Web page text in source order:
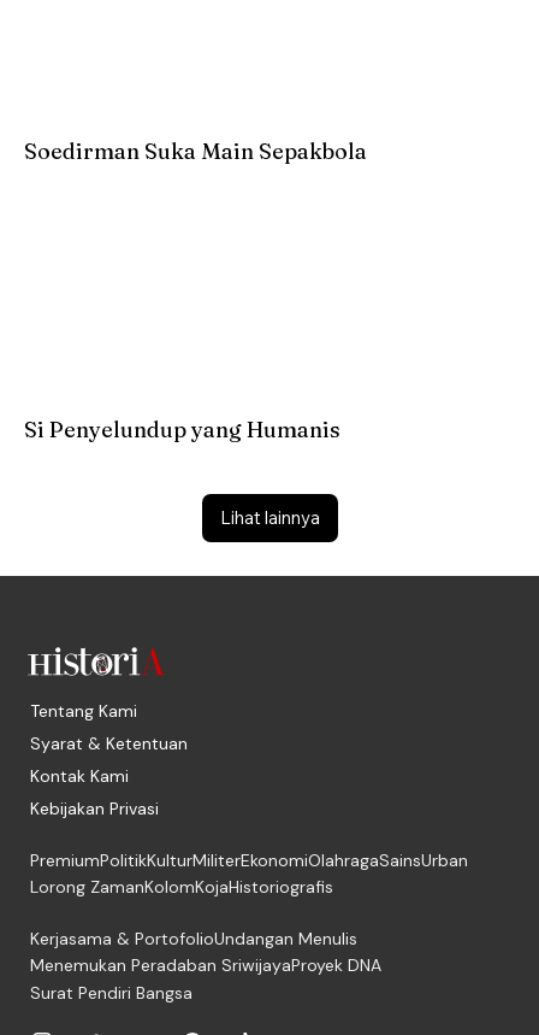
Lihat lainnya
Soedirman Suka Main Sepakbola
Si Penyelundup yang Humanis
Tentang Kami
Syarat & Ketentuan
Kontak Kami
Kebijakan Privasi
PremiumPolitikKulturMiliterEkonomiOlahragaSainsUrban
Lorong ZamanKolomKojaHistoriografis
Kerjasama & PortofolioUndangan Menulis
Menemukan Peradaban SriwijayaProyek DNA
Surat Pendiri Bangsa